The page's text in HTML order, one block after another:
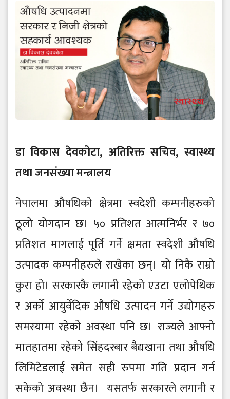
डा विकास देवकोटा, अतिरिक्त सचिव, स्वास्थ्य
तथा जनसंख्या मन्त्रालय
नेपालमा औषधिको क्षेत्रमा स्वदेशी कम्पनीहरुको
ठूलो योगदान छ। ५० प्रतिशत आत्मनिर्भर र ७०
प्रतिशत मागलाई पूर्ति गर्ने क्षमता स्वदेशी औषधि
उत्पादक कम्पनीहरुले राखेका छन्। यो निकै राम्रो
कुरा हो। सरकारकै लगानी रहेको एउटा एलोपेथिक
र अर्को आयुर्वेदिक औषधि उत्पादन गर्ने उद्योगहरु
समस्यामा रहेको अवस्था पनि छ। राज्यले आफ्नो
मातहातमा रहेको सिंहदरबार बैद्यखाना तथा औषधि
लिमिटेडलाई समेत सही रुपमा गति प्रदान गर्न
सकेको अवस्था छैन। यसतर्फ सरकारले लगानी र